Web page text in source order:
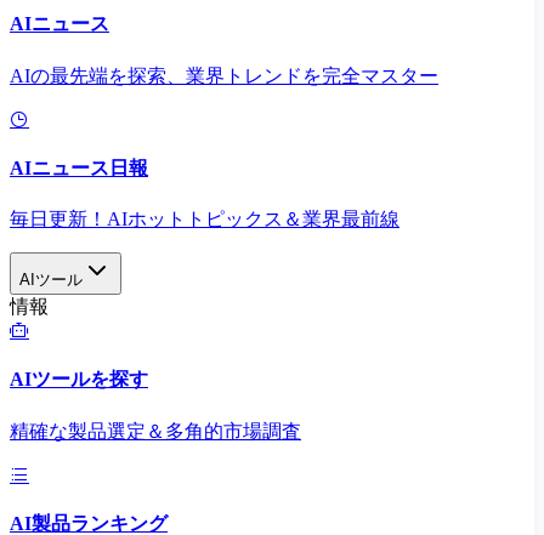
AIニュース
AIの最先端を探索、業界トレンドを完全マスター
AIニュース日報
毎日更新！AIホットトピックス＆業界最前線
AIツール
情報
AIツールを探す
精確な製品選定＆多角的市場調査
AI製品ランキング